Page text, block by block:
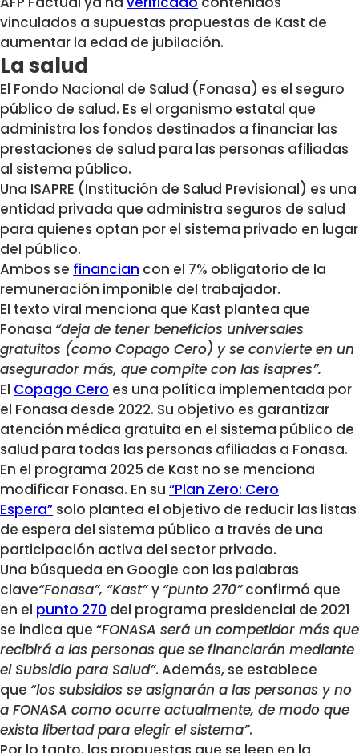
vinculados a supuestas propuestas de Kast de
aumentar la edad de jubilación.
La salud
El Fondo Nacional de Salud (Fonasa) es el seguro
público de salud. Es el organismo estatal que
administra los fondos destinados a financiar las
prestaciones de salud para las personas afiliadas
al sistema público.
Una ISAPRE (Institución de Salud Previsional) es una
entidad privada que administra seguros de salud
para quienes optan por el sistema privado en lugar
del público.
Ambos se financian con el 7% obligatorio de la
remuneración imponible del trabajador.
El texto viral menciona que Kast plantea que
Fonasa “deja de tener beneficios universales
gratuitos (como Copago Cero) y se convierte en un
asegurador más, que compite con las isapres”.
El Copago Cero es una política implementada por
el Fonasa desde 2022. Su objetivo es garantizar
atención médica gratuita en el sistema público de
salud para todas las personas afiliadas a Fonasa.
En el programa 2025 de Kast no se menciona
modificar Fonasa. En su “Plan Zero: Cero
Espera” solo plantea el objetivo de reducir las listas
de espera del sistema público a través de una
participación activa del sector privado.
Una búsqueda en Google con las palabras
clave“Fonasa”, “Kast” y “punto 270” confirmó que
en el punto 270 del programa presidencial de 2021
se indica que “FONASA será un competidor más que
recibirá a las personas que se financiarán mediante
el Subsidio para Salud”. Además, se establece
que “los subsidios se asignarán a las personas y no
a FONASA como ocurre actualmente, de modo que
exista libertad para elegir el sistema”.